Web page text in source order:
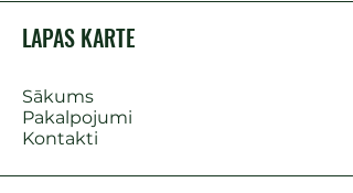
LAPAS KARTE
Sākums
Pakalpojumi
Kontakti